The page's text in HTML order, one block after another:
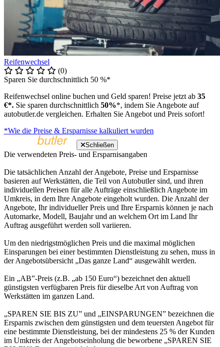
Reifenwechsel
(0)
Sparen Sie durchschnittlich 50 %*
Reifenwechsel online buchen und Geld sparen! Preise jetzt ab 35
€*. Sie sparen durchschnittlich 50%*, indem Sie Angebote auf
autobutler.de vergleichen. Erhalten Sie Angebot und Preis sofort!
*Wie die Preise & Ersparnisse kalkuliert wurden
Schließen
Die verwendeten Preis- und Ersparnisangaben
Die tatsächlichen Anzahl der Angebote, Preise und Ersparnisse
basieren auf Werkstätten, die Teil von Autobutler sind, und ihren
individuellen Preisen für alle Aufträge einschließlich Angebote im
Umkreis, in dem Ihre Angebote eingeholt wurden. Die Anzahl der
Angebote, Ihr individueller Preis und Ihre Ersparnis können je nach
Automarke, Modell, Baujahr und an welchem Ort im Land Ihr
Auftrag ausgeführt werden soll variieren.
Um den niedrigstmöglichen Preis und die maximal möglichen
Einsparungen bei einer bestimmten Dienstleistung zu sehen, muss in
der Angebotsübersicht „Das ganze Land“ ausgewählt werden.
Ein „AB”-Preis (z.B. „ab 150 Euro“) bezeichnet den aktuell
günstigsten verfügbaren Preis für dieselbe Art von Auftrag von
Werkstätten im ganzen Land.
„SPAREN SIE BIS ZU” und „EINSPARUNGEN” bezeichnen die
Ersparnis zwischen dem günstigsten und dem teuersten Angebot für
eine bestimmte Dienstleistung, bei der mindestens 25 % der Kunden
im Umkreis der Angebotseinholung die beworbene „SPAREN SIE